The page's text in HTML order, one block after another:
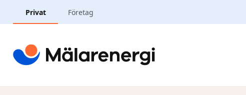
Privat Företag